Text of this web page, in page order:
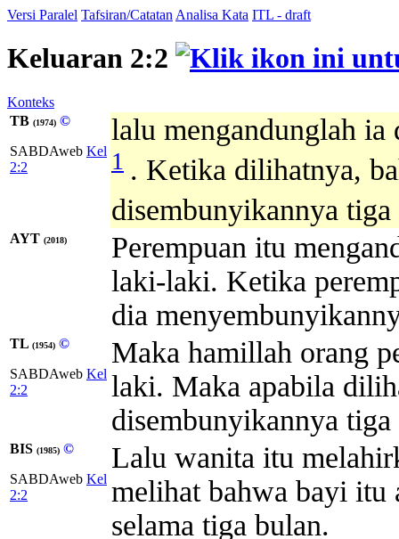
Versi Paralel Tafsiran/Catatan Analisa Kata ITL - draft
Keluaran 2:2
Konteks
TB (1974) ©
SABDAweb Kel
2:2
lalu mengandunglah
1 . Ketika dilihatnya,
disembunyikannya tiga
AYT (2018)
Perempuan itu
laki-laki. Ketika
dia
TL (1954) ©
SABDAweb Kel
2:2
Maka hamillah orang
laki. Maka apabila
disembunyikannya
BIS (1985) ©
SABDAweb Kel
2:2
Lalu wanita itu
melihat bahwa bayi itu
selama tiga bulan.